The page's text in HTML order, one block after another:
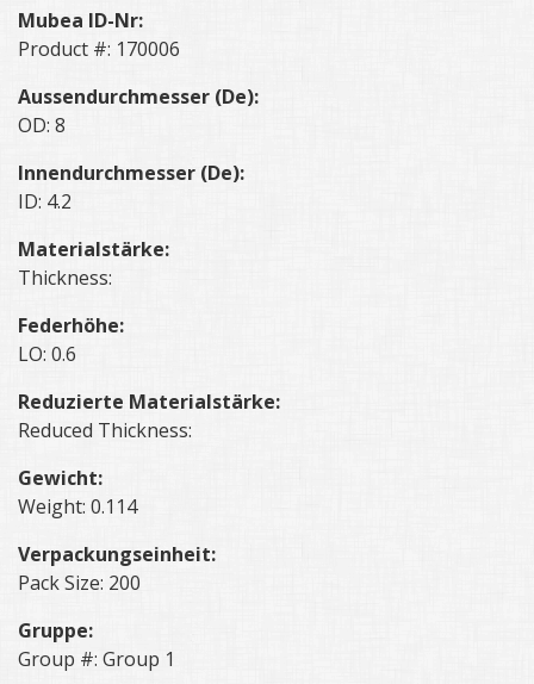
Mubea ID-Nr:
Product #: 170006
Aussendurchmesser (De):
OD: 8
Innendurchmesser (De):
ID: 4.2
Materialstärke:
Thickness:
Federhöhe:
LO: 0.6
Reduzierte Materialstärke:
Reduced Thickness:
Gewicht:
Weight: 0.114
Verpackungseinheit:
Pack Size: 200
Gruppe:
Group #: Group 1